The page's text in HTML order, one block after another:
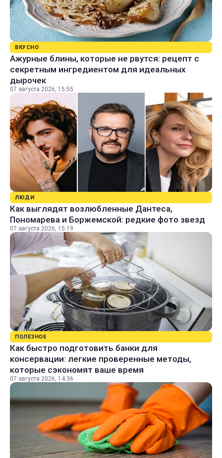
ВКУСНО
Ажурные блины, которые не рвутся: рецепт с
секретным ингредиентом для идеальных
дырочек
07 августа 2026, 15:55
ЛЮДИ
Как выглядят возлюбленные Дантеса,
Пономарева и Боржемской: редкие фото звезд
07 августа 2026, 15:19
ПОЛЕЗНОЕ
Как быстро подготовить банки для
консервации: легкие проверенные методы,
которые сэкономят ваше время
07 августа 2026, 14:36